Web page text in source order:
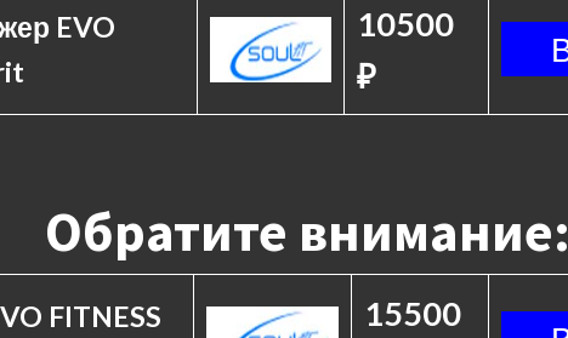
EVO
10500
₽
Обратите внимание:
FITNESS
15500